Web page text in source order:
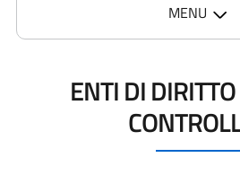
MENU
ENTI DI